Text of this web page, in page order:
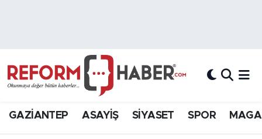
GAZİANTEP ASAYİŞ SİYASET SPOR
Hava Durumu
Süper Lig Puan Durumu ve Fikstür